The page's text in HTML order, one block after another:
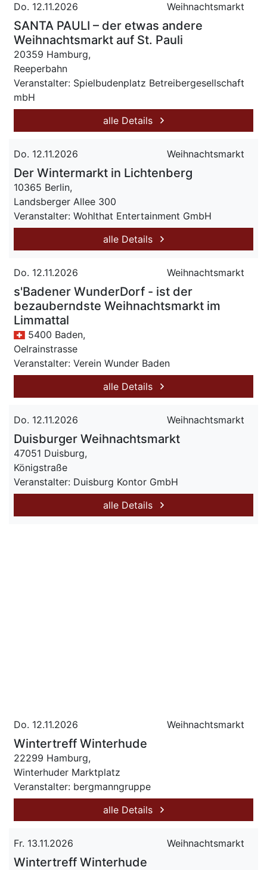
Do. 12.11.2026 Weihnachtsmarkt
SANTA PAULI – der etwas andere
Weihnachtsmarkt auf St. Pauli
20359 Hamburg,
Reeperbahn
Veranstalter: Spielbudenplatz Betreibergesellschaft
mbH
alle Details
Do. 12.11.2026 Weihnachtsmarkt
Der Wintermarkt in Lichtenberg
10365 Berlin,
Landsberger Allee 300
Veranstalter: Wohlthat Entertainment GmbH
alle Details
Do. 12.11.2026 Weihnachtsmarkt
s'Badener WunderDorf - ist der
bezauberndste Weihnachtsmarkt im
Limmattal
5400 Baden,
Oelrainstrasse
Veranstalter: Verein Wunder Baden
alle Details
Do. 12.11.2026 Weihnachtsmarkt
Duisburger Weihnachtsmarkt
47051 Duisburg,
Königstraße
Veranstalter: Duisburg Kontor GmbH
alle Details
Do. 12.11.2026 Weihnachtsmarkt
Wintertreff Winterhude
22299 Hamburg,
Winterhuder Marktplatz
Veranstalter: bergmanngruppe
alle Details
Fr. 13.11.2026 Weihnachtsmarkt
Wintertreff Winterhude